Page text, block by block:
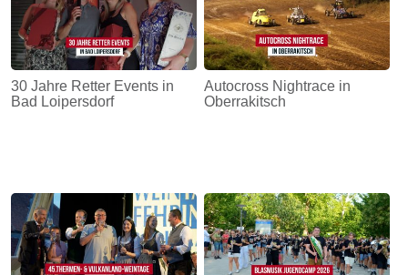
30 Jahre Retter Events in
Bad Loipersdorf
Autocross Nightrace in
Oberrakitsch